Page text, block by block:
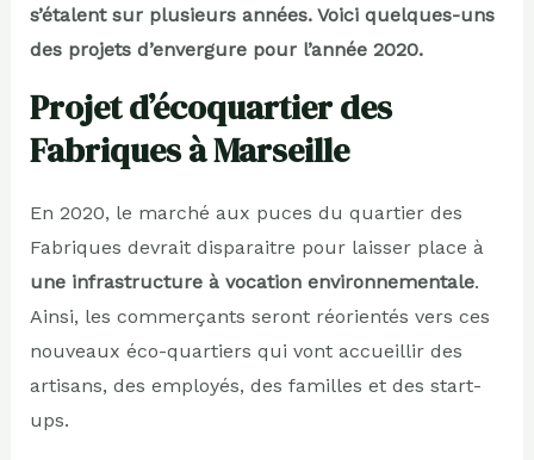
s’étalent sur plusieurs années. Voici quelques-uns
des projets d’envergure pour l’année 2020.
Projet d’écoquartier des
Fabriques à Marseille
En 2020, le marché aux puces du quartier des
Fabriques devrait disparaitre pour laisser place à
une infrastructure à vocation environnementale.
Ainsi, les commerçants seront réorientés vers ces
nouveaux éco-quartiers qui vont accueillir des
artisans, des employés, des familles et des start-
ups.